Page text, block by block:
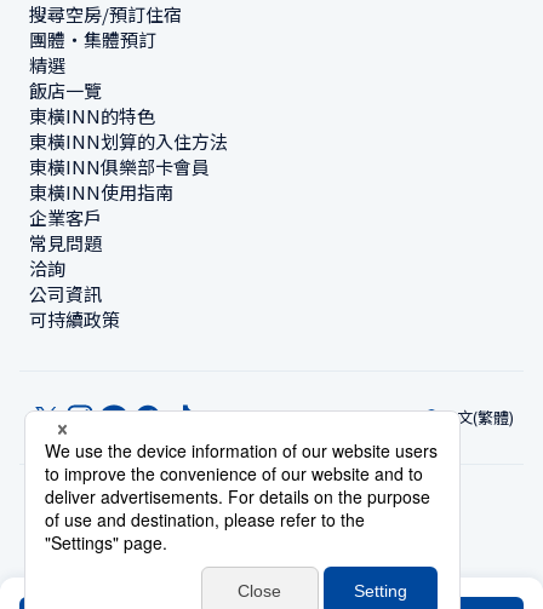
搜尋空房/預訂住宿
團體・集體預訂
精選
飯店一覽
東橫INN的特色
東橫INN划算的入住方法
東橫INN俱樂部卡會員
東橫INN使用指南
企業客戶
常見問題
洽詢
公司資訊
可持續政策
中文(繁體)
© Toyoko Inn Co., Ltd.
隱私設定隱私保護政策根據特定商業交易法的標示網站政策
帳號使用條款持卡會員條款